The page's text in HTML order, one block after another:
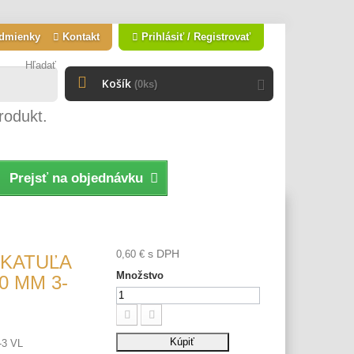
Prihlásiť / Registrovať
Kontakt
Hľadať
Košík (0ks)
Prejsť na objednávku
MM 3-
3 VL
0,60 € s DPH
Množstvo
Kúpiť